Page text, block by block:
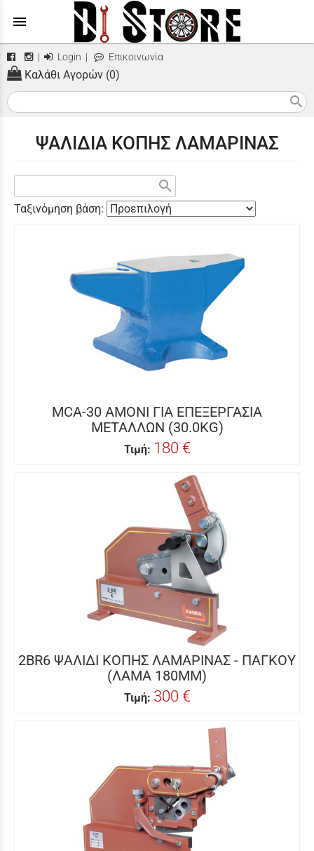
menu
| Login | Επικοινωνία
Καλάθι Αγορών (0)
search
ΨΑΛΙΔΙΑ ΚΟΠΗΣ ΛΑΜΑΡΙΝΑΣ
search
Ταξινόμηση βάση:
MCA-30 ΑΜΟΝΙ ΓΙΑ ΕΠΕΞΕΡΓΑΣΙΑ
ΜΕΤΑΛΛΩΝ (30.0KG)
Τιμή: 180 €
2BR6 ΨΑΛΙΔΙ ΚΟΠΗΣ ΛΑΜΑΡΙΝΑΣ - ΠΑΓΚΟΥ
(ΛΑΜΑ 180MM)
Τιμή: 300 €